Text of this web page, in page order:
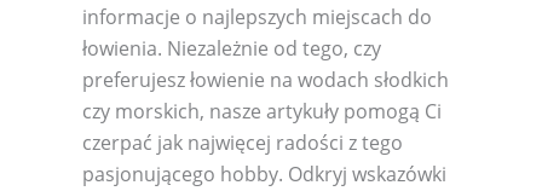
informacje o najlepszych miejscach do
łowienia. Niezależnie od tego, czy
preferujesz łowienie na wodach słodkich
czy morskich, nasze artykuły pomogą Ci
czerpać jak najwięcej radości z tego
pasjonującego hobby. Odkryj wskazówki